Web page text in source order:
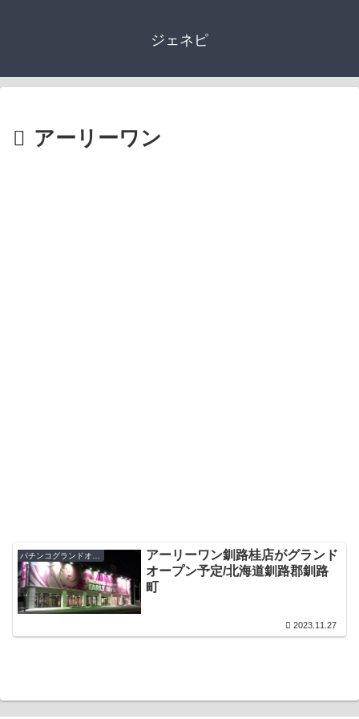
ジェネピ
アーリーワン
アーリーワン釧路桂店がグランド
オープン予定/北海道釧路郡釧路
町
2023.11.27